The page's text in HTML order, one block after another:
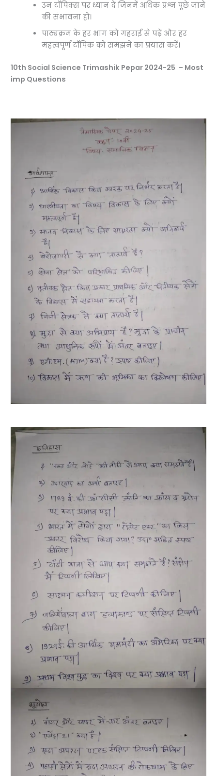
उन टॉपिक्स पर ध्यान दें जिनमें अधिक प्रश्न पूछे जाने
की संभावना हो।
पाठ्यक्रम के हर भाग को गहराई से पढ़ें और हर
महत्वपूर्ण टॉपिक को समझने का प्रयास करें।
10th Social Science Trimashik Pepar 2024-25 – Most
imp Questions